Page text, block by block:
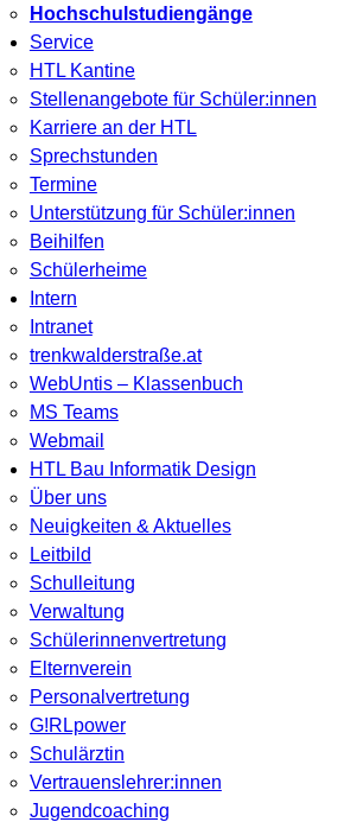
Hochschulstudiengänge
Service
HTL Kantine
Stellenangebote für Schüler:innen
Karriere an der HTL
Sprechstunden
Termine
Unterstützung für Schüler:innen
Beihilfen
Schülerheime
Intern
Intranet
trenkwalderstraße.at
WebUntis – Klassenbuch
MS Teams
Webmail
HTL Bau Informatik Design
Über uns
Neuigkeiten & Aktuelles
Leitbild
Schulleitung
Verwaltung
Schülerinnenvertretung
Elternverein
Personalvertretung
G!RLpower
Schulärztin
Vertrauenslehrer:innen
Jugendcoaching